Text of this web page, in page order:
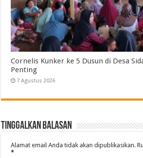
Cornelis Kunker ke 5 Dusun di Desa
Penting
7 Agustus 2026
Tinggalkan Balasan
Alamat email Anda tidak akan dipublikasikan.
*